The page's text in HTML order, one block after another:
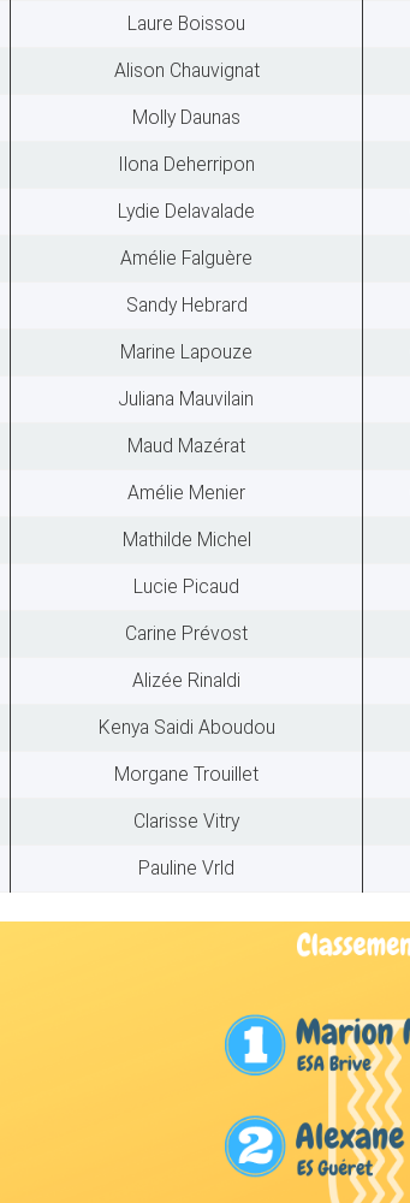
Laure Boissou
Alison Chauvignat
Molly Daunas
Ilona Deherripon
Lydie Delavalade
Amélie Falguère
Sandy Hebrard
Marine Lapouze
Juliana Mauvilain
Maud Mazérat
Amélie Menier
Mathilde Michel
Lucie Picaud
Carine Prévost
Alizée Rinaldi
Kenya Saidi Aboudou
Morgane Trouillet
Clarisse Vitry
Pauline Vrld